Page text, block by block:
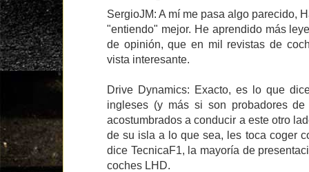
SergioJM: A mí me pasa algo parecido,
"entiendo" mejor. He aprendido más
de opinión, que en mil revistas de
vista interesante.
Drive Dynamics: Exacto, es lo que
ingleses (y más si son probadores
acostumbrados a conducir a este otro
de su isla a lo que sea, les toca coger
dice TecnicaF1, la mayoría de
coches LHD.